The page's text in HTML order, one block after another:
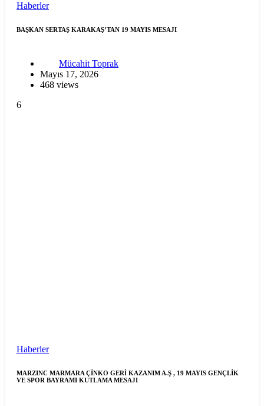
Haberler
BAŞKAN SERTAŞ KARAKAŞ’TAN 19 MAYIS MESAJI
Mücahit Toprak
Mayıs 17, 2026
468 views
6
Haberler
MARZINC MARMARA ÇİNKO GERİ KAZANIM A.Ş , 19 MAYIS GENÇLİK
VE SPOR BAYRAMI KUTLAMA MESAJI